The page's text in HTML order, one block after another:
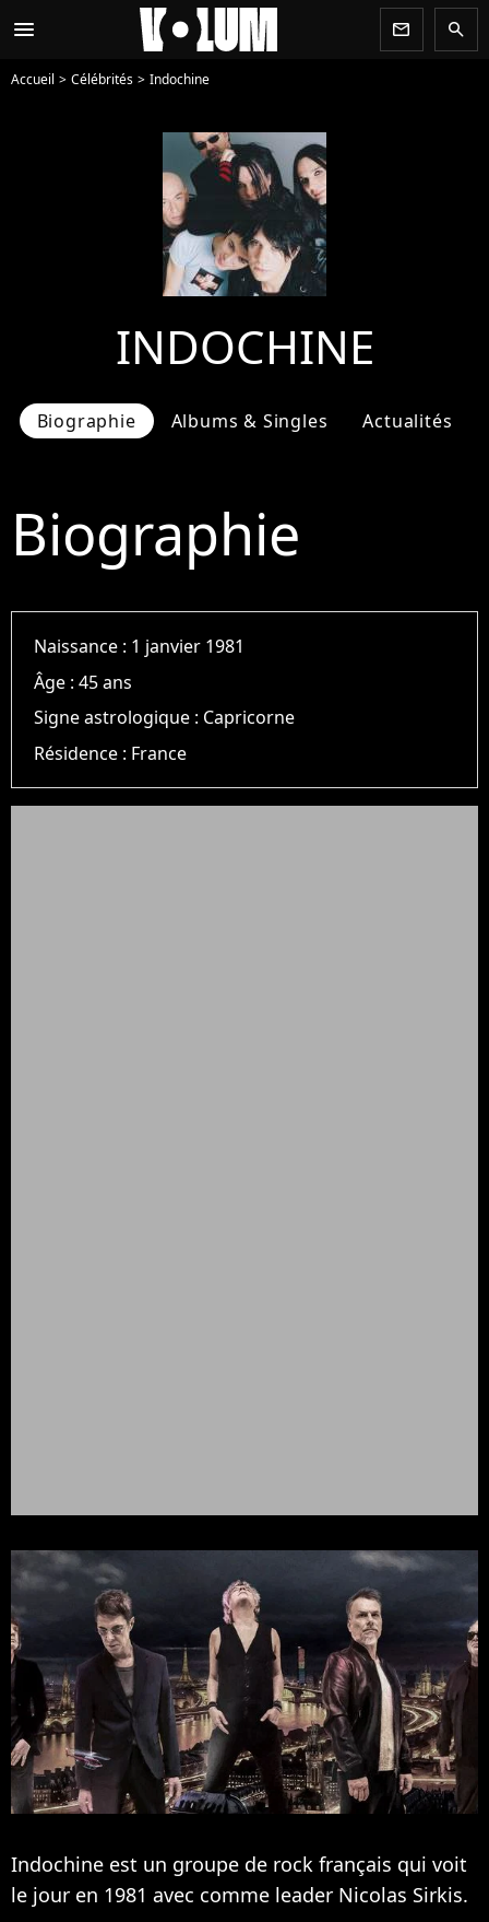
menu newsletter search
Accueil Célébrités Indochine
INDOCHINE
Biographie Albums & Singles Actualités
Biographie
Naissance : 1 janvier 1981
Âge :45 ans
Signe astrologique : Capricorne
Résidence : France
Indochine est un groupe de rock français qui voit
le jour en 1981 avec comme leader Nicolas Sirkis.